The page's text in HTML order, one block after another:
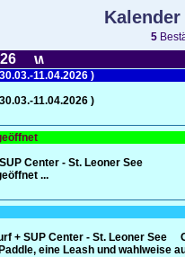
5
11.04.2026 )
11.04.2026 )
Center - St. Leoner See
...
+ SUP Center - St. Leoner See
eine Leash und wahlweise